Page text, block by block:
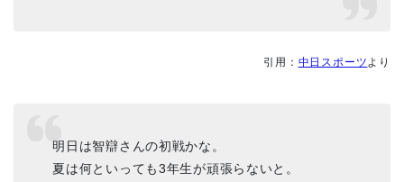
引用： 中日スポーツより
明日は智辯さんの初戦かな。
夏は何といっても3年生が頑張らないと。